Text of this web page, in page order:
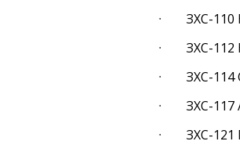
· ЗХС-110
· ЗХС-112
· ЗХС-114
· ЗХС-117
· ЗХС-121